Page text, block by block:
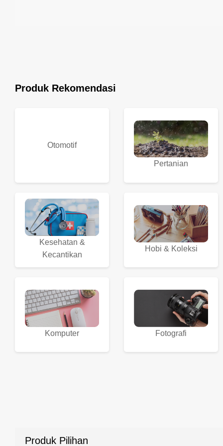
Produk Rekomendasi
Otomotif
Pertanian
Kesehatan &
Kecantikan
Hobi & Koleksi
Komputer Fotografi
Produk Pilihan